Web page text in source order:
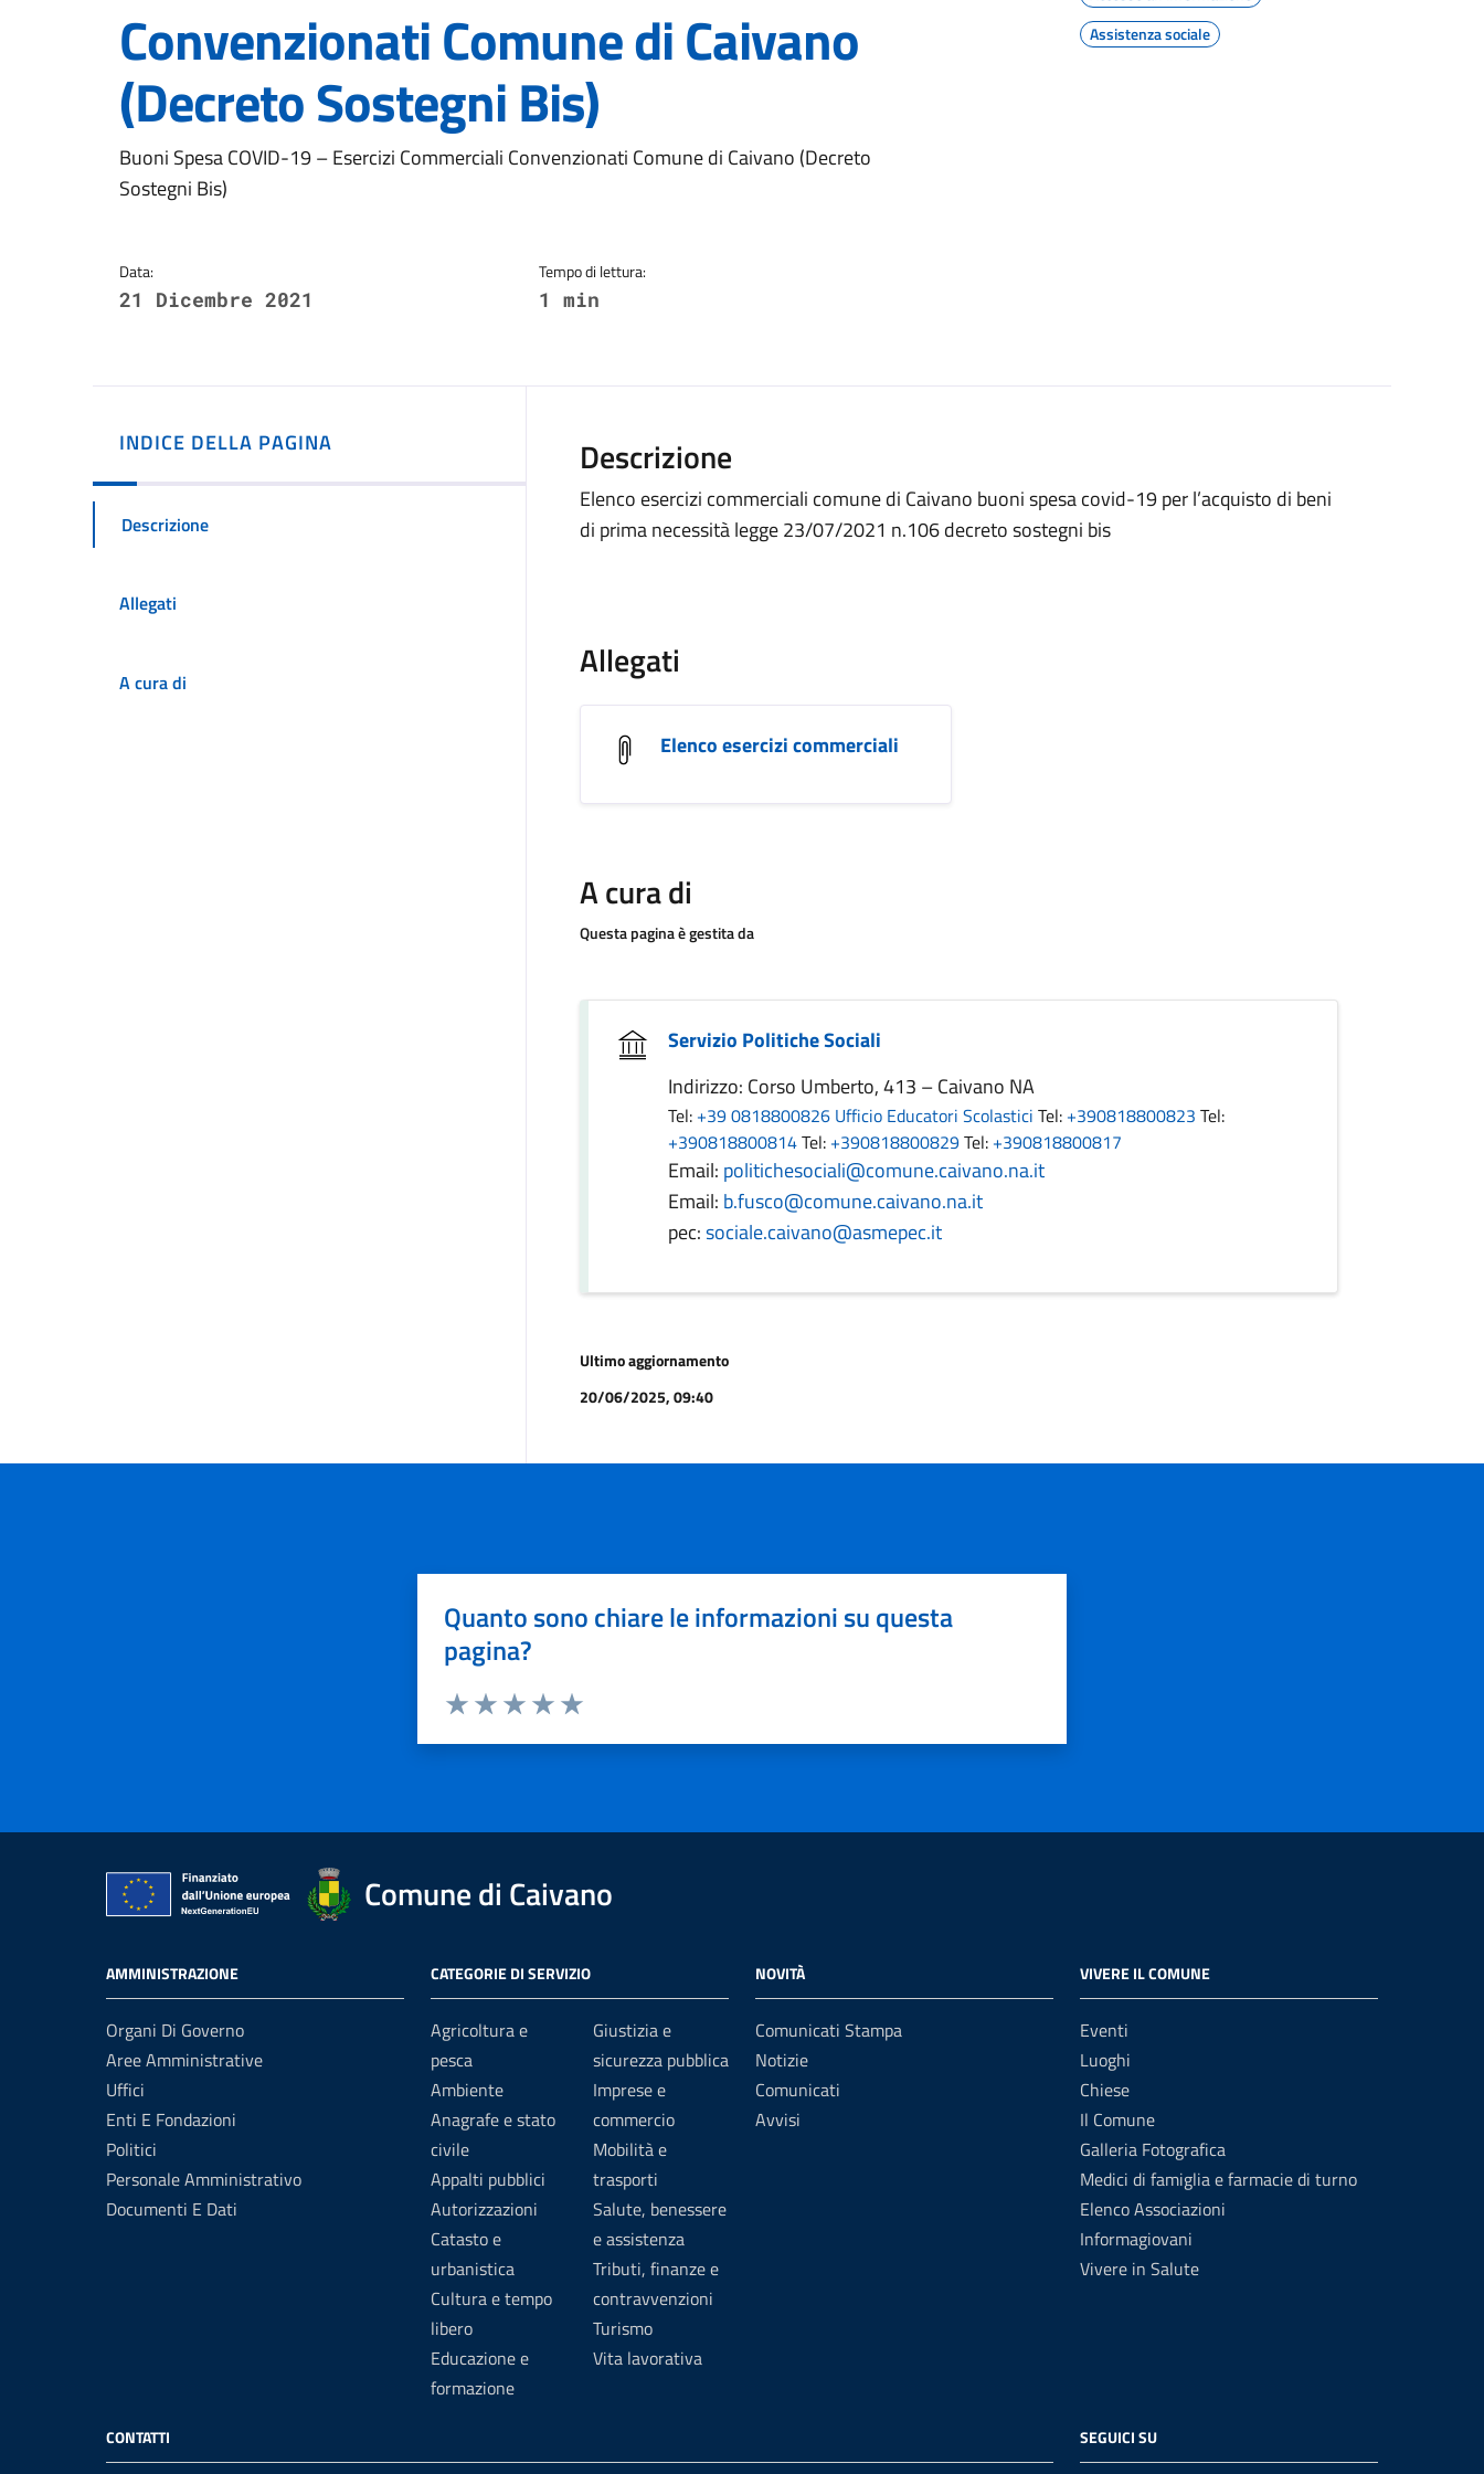
Convenzionati Comune di Caivano
(Decreto Sostegni Bis)
Dettagli della notizia
Buoni Spesa COVID-19 – Esercizi Commerciali Convenzionati Comune di Caivano (Decreto
Sostegni Bis)
Data:
21 Dicembre 2021
Tempo di lettura:
1 min
Assistenza sociale
INDICE DELLA PAGINA
Descrizione
Allegati
A cura di
Descrizione
Elenco esercizi commerciali comune di Caivano buoni spesa covid-19 per l’acquisto di beni
di prima necessità legge 23/07/2021 n.106 decreto sostegni bis
Allegati
Elenco esercizi commerciali
A cura di
Questa pagina è gestita da
Servizio Politiche Sociali
Indirizzo: Corso Umberto, 413 – Caivano NA
Tel: +39 0818800826 Ufficio Educatori Scolastici Tel: +390818800823 Tel:
+390818800814Tel: +390818800829Tel: +390818800817
Email: politichesociali@comune.caivano.na.it
Email: b.fusco@comune.caivano.na.it
pec:sociale.caivano@asmepec.it
Ultimo aggiornamento
20/06/2025, 09:40
Quanto sono chiare le informazioni su questa
pagina?
Comune di Caivano
AMMINISTRAZIONE
Organi Di Governo
Aree Amministrative
Uffici
Enti E Fondazioni
Politici
Personale Amministrativo
Documenti E Dati
CATEGORIE DI SERVIZIO
Agricoltura e
pesca
Ambiente
Anagrafe e stato
civile
Appalti pubblici
Autorizzazioni
Catasto e
urbanistica
Cultura e tempo
libero
Educazione e
formazione
Giustizia e
sicurezza pubblica
Imprese e
commercio
Mobilità e
trasporti
Salute, benessere
e assistenza
Tributi, finanze e
contravvenzioni
Turismo
Vita lavorativa
NOVITÀ
Comunicati Stampa
Notizie
Comunicati
Avvisi
VIVERE IL COMUNE
Eventi
Luoghi
Chiese
Il Comune
Galleria Fotografica
Medici di famiglia e farmacie di turno
Elenco Associazioni
Informagiovani
Vivere in Salute
CONTATTI SEGUICI SU